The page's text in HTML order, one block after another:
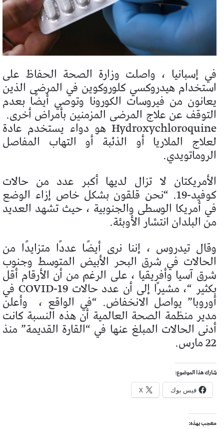
في إسبانيا ، واصلت وزارة الصحة الحفاظ على
استخدام هيدروكسي كلوروكوين في المرضى الذين
يعانون من فيروسات الكورونا وتوصي أيضًا بعدم
التوقف عن علاج المرضى المزمنين بأمراض أخرى.
Hydroxychloroquine هو دواء يستخدم عادة
لعلاج الملاريا أو الذئبة أو التهاب المفاصل
الروماتويدي.
الأمريكتان لا تزال لديها أكبر عدد من حالات
كوفيد-19. “نحن قلقون بشكل خاص إزاء الوضع
في أمريكا الوسطى والجنوبية ، حيث تشهد العديد
من البلدان انتشار الأوبئة.
وقال تيدروس ، إننا نرى أيضًا عددًا متزايدًا من
الحالات في شرق البحر الأبيض المتوسط ​​وجنوب
شرق آسيا وأفريقيا ، على الرغم من أن الأرقام أقل
بكثير “، مشيرًا إلى أن عدد حالات COVID-19 في
أوروبا” يواصل الانخفاض. “في الواقع ، وأعلن
مدير منظمة الصحة العالمية أن هذه النسبة كانت
أدنى الحالات المبلغ عنها في “القارة القديمة” منذ
22 مارس.
شارك هذا الموضوع:
فيس بوك X
معجب بهذه: